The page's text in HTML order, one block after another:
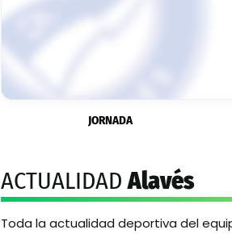
JORNADA
ACTUALIDADAlavés
Toda la actualidad deportiva del